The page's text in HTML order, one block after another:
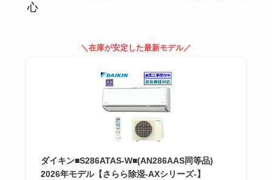
心
＼在庫が安定した最新モデル／
ダイキン■S286ATAS-W■(AN286AAS同等品)
2026年モデル【さらら除湿-AXシリーズ-】